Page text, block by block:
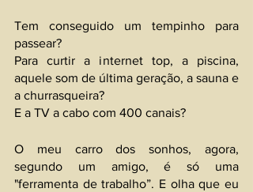
Tem conseguido um tempinho para
passear?
Para curtir a internet top, a piscina,
aquele som de última geração, a sauna e
a churrasqueira?
E a TV a cabo com 400 canais?
O meu carro dos sonhos, agora,
segundo um amigo, é só uma
"ferramenta de trabalho”. E olha que eu